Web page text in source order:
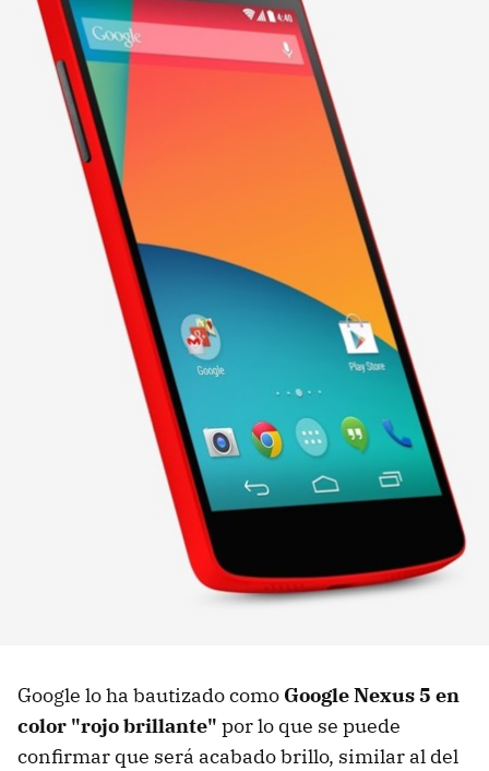
Google lo ha bautizado como Google Nexus 5 en
color "rojo brillante" por lo que se puede
confirmar que será acabado brillo, similar al del